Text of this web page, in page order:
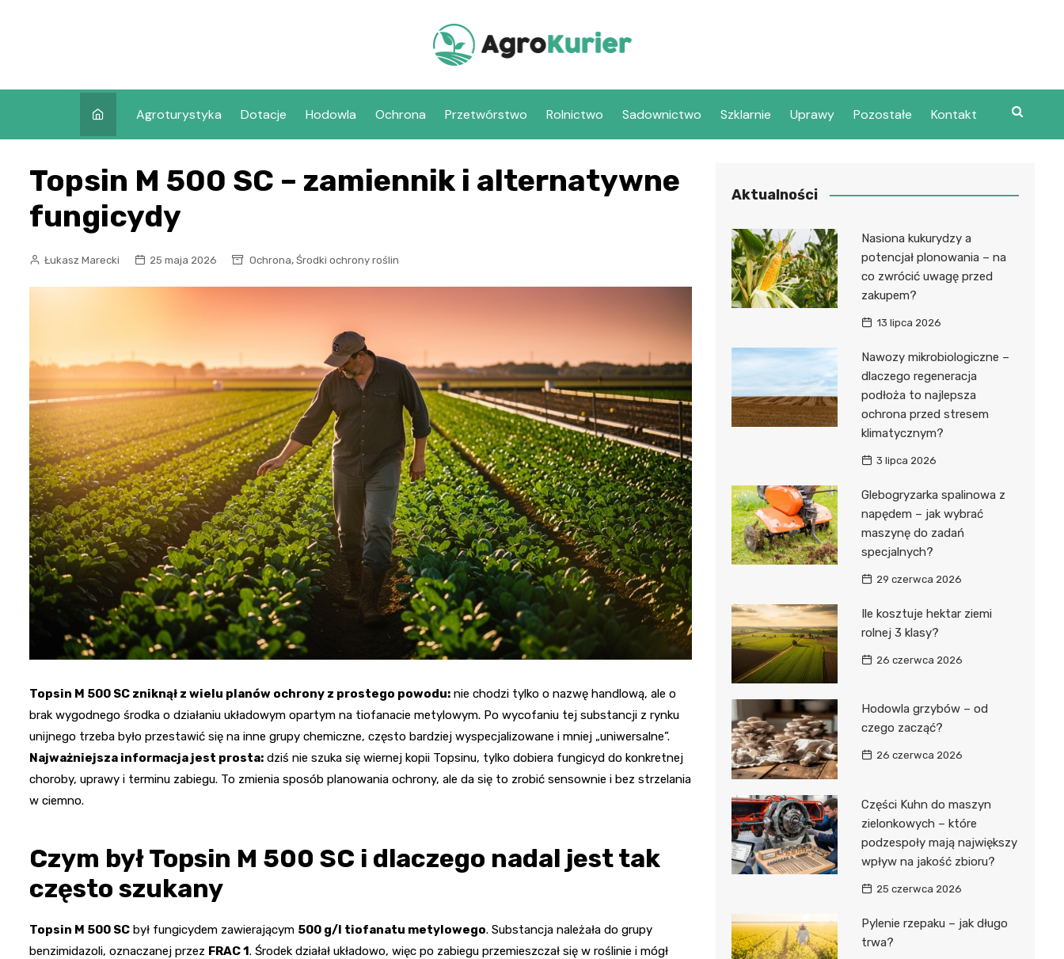
Agroturystyka Dotacje Hodowla Ochrona Przetwórstwo Rolnictwo Sadownictwo Szklarnie Uprawy Pozostałe Kontakt
Topsin M 500 SC – zamiennik i alternatywne
fungicydy
Łukasz Marecki 25 maja 2026 Ochrona, Środki ochrony roślin
Topsin M 500 SC zniknął z wielu planów ochrony z prostego powodu: nie chodzi tylko o nazwę handlową, ale o
brak wygodnego środka o działaniu układowym opartym na tiofanacie metylowym. Po wycofaniu tej substancji z rynku
unijnego trzeba było przestawić się na inne grupy chemiczne, często bardziej wyspecjalizowane i mniej „uniwersalne”.
Najważniejsza informacja jest prosta: dziś nie szuka się wiernej kopii Topsinu, tylko dobiera fungicyd do konkretnej
choroby, uprawy i terminu zabiegu. To zmienia sposób planowania ochrony, ale da się to zrobić sensownie i bez strzelania
w ciemno.
Czym był Topsin M 500 SC i dlaczego nadal jest tak
często szukany
Topsin M 500 SC był fungicydem zawierającym 500 g/l tiofanatu metylowego. Substancja należała do grupy
benzimidazoli, oznaczanej przez FRAC 1. Środek działał układowo, więc po zabiegu przemieszczał się w roślinie i mógł
Aktualności
Nasiona kukurydzy a
potencjał plonowania – na
co zwrócić uwagę przed
zakupem?
13 lipca 2026
Nawozy mikrobiologiczne –
dlaczego regeneracja
podłoża to najlepsza
ochrona przed stresem
klimatycznym?
3 lipca 2026
Glebogryzarka spalinowa z
napędem – jak wybrać
maszynę do zadań
specjalnych?
29 czerwca 2026
Ile kosztuje hektar ziemi
rolnej 3 klasy?
26 czerwca 2026
Hodowla grzybów – od
czego zacząć?
26 czerwca 2026
Części Kuhn do maszyn
zielonkowych – które
podzespoły mają największy
wpływ na jakość zbioru?
25 czerwca 2026
Pylenie rzepaku – jak długo
trwa?